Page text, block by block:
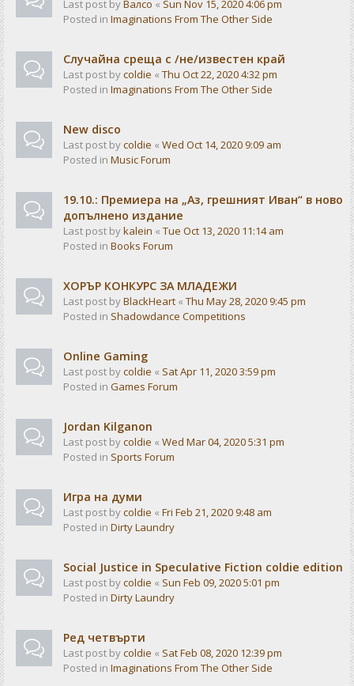
Last post byВалсо « Sun Nov 15, 2020 4:06 pm
Posted in Imaginations From The Other Side
Случайна среща с /не/известен край
Last post bycoldie « Thu Oct 22, 2020 4:32 pm
Posted in Imaginations From The Other Side
New disco
Last post bycoldie « Wed Oct 14, 2020 9:09 am
Posted in Music Forum
19.10.: Премиера на „Аз, грешният Иван“ в ново
допълнено издание
Last post bykalein « Tue Oct 13, 2020 11:14 am
Posted in Books Forum
ХОРЪР КОНКУРС ЗА МЛАДЕЖИ
Last post byBlackHeart « Thu May 28, 2020 9:45 pm
Posted in Shadowdance Competitions
Online Gaming
Last post bycoldie « Sat Apr 11, 2020 3:59 pm
Posted in Games Forum
Jordan Kilganon
Last post bycoldie « Wed Mar 04, 2020 5:31 pm
Posted in Sports Forum
Игра на думи
Last post bycoldie « Fri Feb 21, 2020 9:48 am
Posted in Dirty Laundry
Social Justice in Speculative Fiction coldie edition
Last post bycoldie « Sun Feb 09, 2020 5:01 pm
Posted in Dirty Laundry
Ред четвърти
Last post bycoldie « Sat Feb 08, 2020 12:39 pm
Posted in Imaginations From The Other Side